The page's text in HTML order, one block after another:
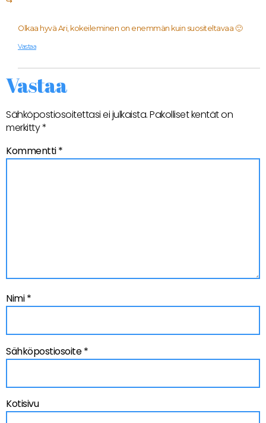
Olkaa hyvä Ari, kokeileminen on enemmän kuin suositeltavaa 🙂
Vastaa
Vastaa
Sähköpostiosoitettasi ei julkaista.Pakolliset kentät on
merkitty*
Kommentti*
Nimi*
Sähköpostiosoite*
Kotisivu